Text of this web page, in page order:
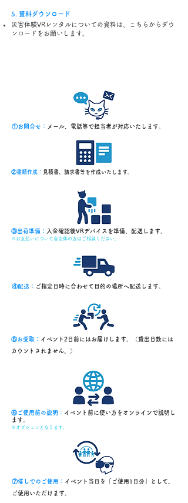
5. 資料ダウンロード
災害体験VRレンタルについての資料は、こちらからダウ
ンロードをお願いします。
①お問合せ： メール、電話等で担当者が対応いたします。
②書類作成： 見積書、請求書等を作成いたします。
③出荷準備： 入金確認後VRデバイスを準備、配送します。
※お支払いについて自治体の方はご相談ください。
④配送： ご指定日時に合わせて目的の場所へ配送します。
⑤お受取： イベント2日前にはお届けします。（貸出日数には
カウントされません。）
⑥ご使用前の説明： イベント前に使い方をオンラインで説明し
ます。
※オプションとなります。
⑦催しでのご使用： イベント当日を「ご使用1日分」として、
ご使用いただけます。